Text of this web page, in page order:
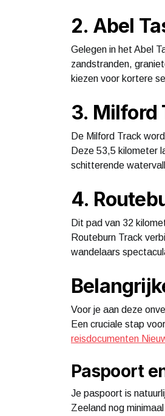
2. Abel
Gelegen in het Abel
zandstranden,
kiezen voor kortere
3. Milford
De Milford Track
Deze 53,5 kilometer
schitterende
4.
Dit pad van 32
Routeburn Track
wandelaars
Voor je aan deze
Een cruciale stap
reisdocumenten
Paspoort
Je paspoort is
Zeeland nog